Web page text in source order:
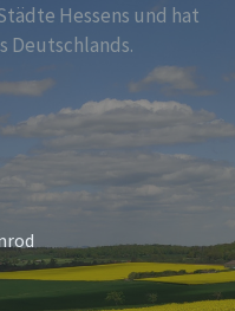
Hessens und hat
Deutschlands.